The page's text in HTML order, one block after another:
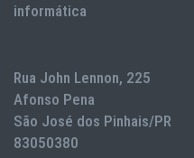
informática
Rua John Lennon, 225
Afonso Pena
São José dos Pinhais/PR
83050380